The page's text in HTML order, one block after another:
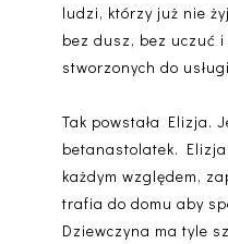
ludzi, którzy już nie
bez dusz, bez uczuć
stworzonych do
Tak powstała Elizja.
betanastolatek.
każdym względem,
trafia do domu aby
Dziewczyna ma tyle